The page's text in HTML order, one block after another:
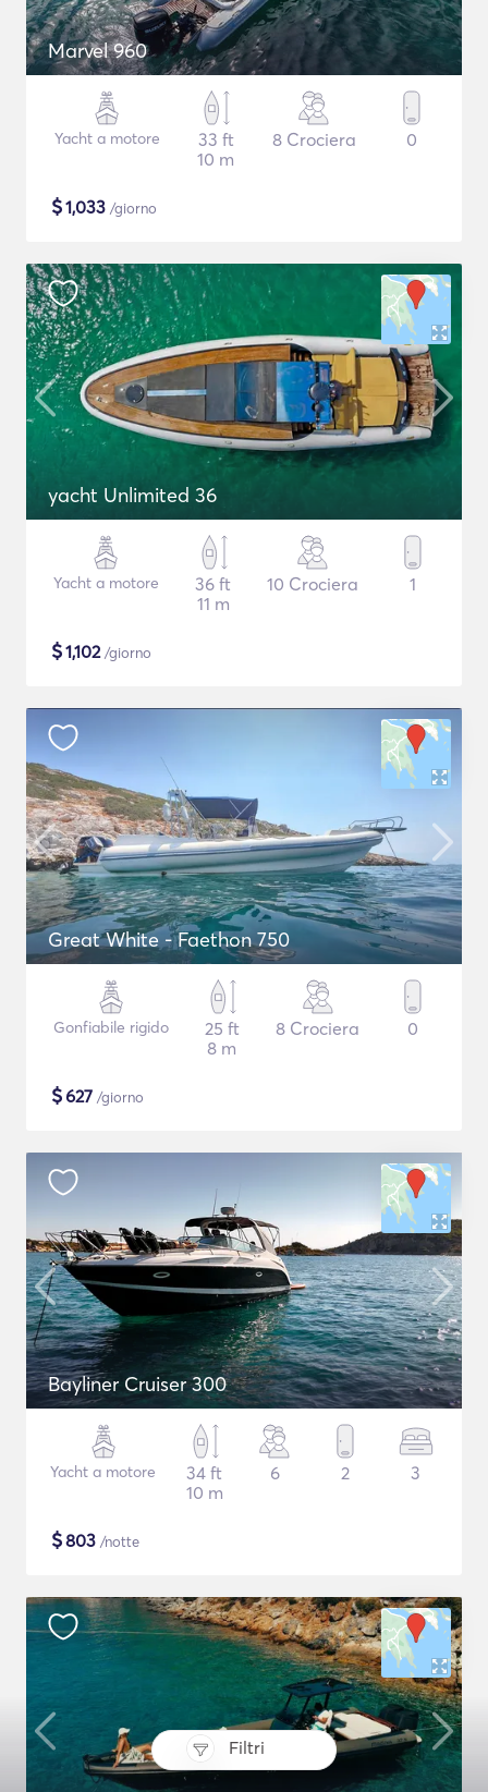
Filtri
Marvel 960
Yacht a motore
33 ft
10 m
8 Crociera 0
$1,033 /giorno
yacht Unlimited 36
Yacht a motore
36 ft
11 m
10 Crociera 1
$1,102/giorno
Great White - Faethon 750
Gonfiabile rigido
25 ft
8 m
8 Crociera 0
$627 /giorno
Bayliner Cruiser 300
Yacht a motore
34 ft
10 m
6 2 3
$803 /notte